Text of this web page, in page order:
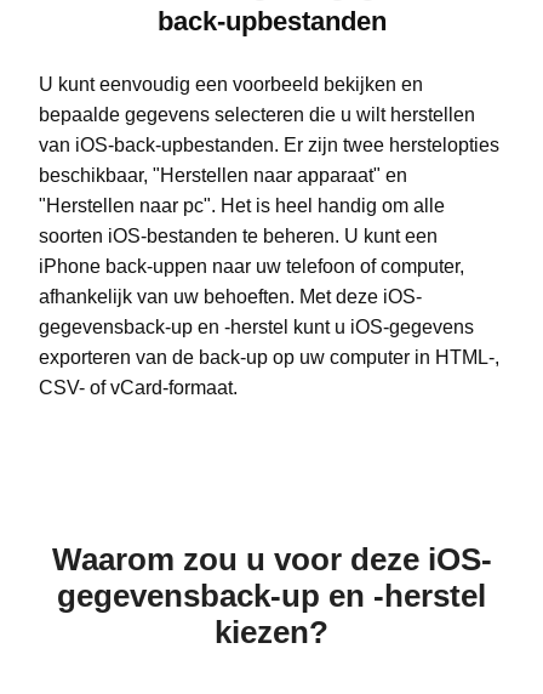
back-upbestanden
U kunt eenvoudig een voorbeeld bekijken en
bepaalde gegevens selecteren die u wilt herstellen
van iOS-back-upbestanden. Er zijn twee herstelopties
beschikbaar, "Herstellen naar apparaat" en
"Herstellen naar pc". Het is heel handig om alle
soorten iOS-bestanden te beheren. U kunt een
iPhone back-uppen naar uw telefoon of computer,
afhankelijk van uw behoeften. Met deze iOS-
gegevensback-up en -herstel kunt u iOS-gegevens
exporteren van de back-up op uw computer in HTML-,
CSV- of vCard-formaat.
Waarom zou u voor deze iOS-
gegevensback-up en -herstel
kiezen?